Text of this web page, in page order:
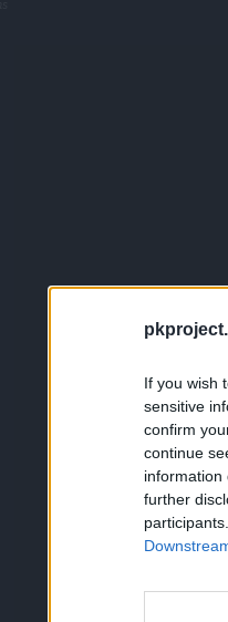
If you wish
sensitive
confirm
continue
information
further